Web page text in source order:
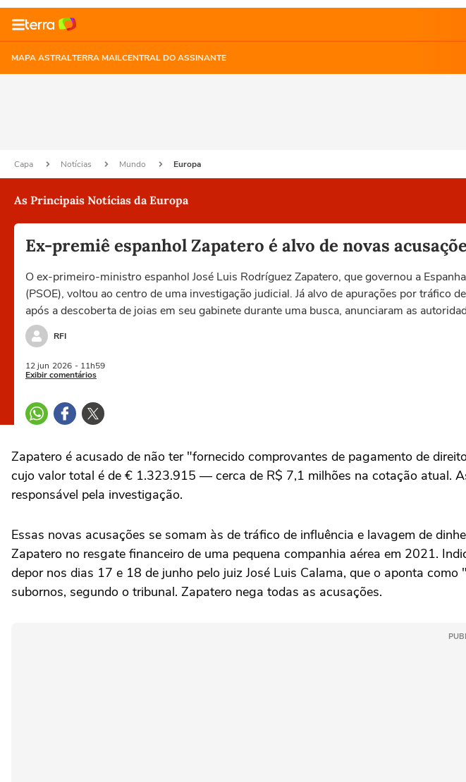
MAPA ASTRALTERRA MAILCENTRAL DO ASSINANTE
Capa Notícias Mundo Europa
As Principais Notícias da Europa
Ex-premiê espanhol Zapatero é alvo de novas
O ex-primeiro-ministro espanhol José Luis Rodríguez Zapatero, que governou a
(PSOE), voltou ao centro de uma investigação judicial. Já alvo de apurações por tráfico
após a descoberta de joias em seu gabinete durante uma busca, anunciaram as
RFI
12 jun 2026 - 11h59
Exibir comentários
Zapatero é acusado de não ter "fornecido comprovantes de pagamento de
cujo valor total é de € 1.323.915 — cerca de R$ 7,1 milhões na cotação atual.
responsável pela investigação.
Essas novas acusações se somam às de tráfico de influência e lavagem de
Zapatero no resgate financeiro de uma pequena companhia aérea em 2021.
depor nos dias 17 e 18 de junho pelo juiz José Luis Calama, que o aponta
subornos, segundo o tribunal. Zapatero nega todas as acusações.